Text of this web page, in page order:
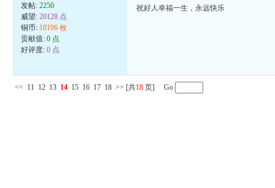
发帖:2250
威望:20128 点
铜币: 10196 枚
贡献值:0 点
好评度:0 点
祝好人幸福一生，永远快乐
<< 11 12 13 14 15 16 17 18 >> [共18 页] Go